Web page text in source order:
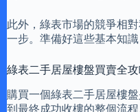
此外，綠表市場的競爭相
一步。準備好這些基本知
綠表二手居屋樓盤買賣全
購買一個綠表二手居屋樓
到最終成功收樓的整個流